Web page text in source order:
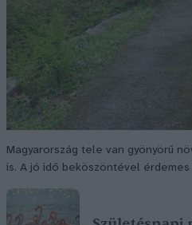
Magyarország tele van gyönyörű
is. A jó idő beköszöntével